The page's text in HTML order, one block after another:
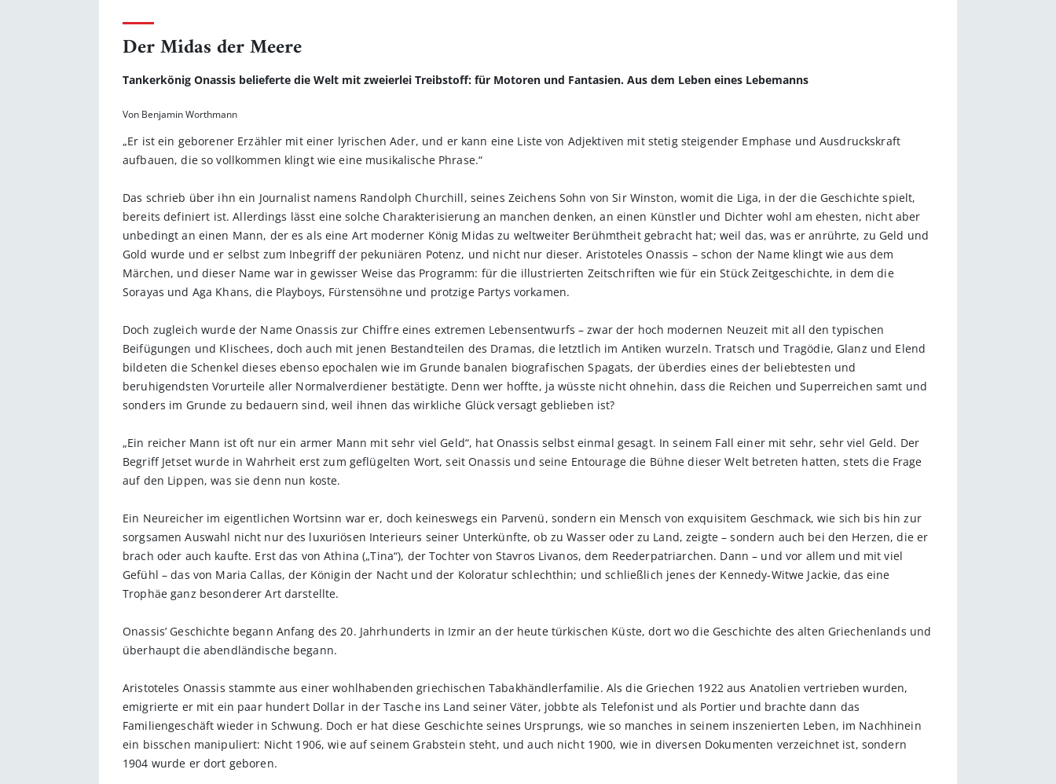
Der Midas der Meere
Tankerkönig Onassis belieferte die Welt mit zweierlei Treibstoff: für Motoren und Fantasien. Aus dem Leben eines Lebemanns
Von Benjamin Worthmann
„Er ist ein geborener Erzähler mit einer lyrischen Ader, und er kann eine Liste von Adjektiven mit stetig steigender Emphase und Ausdruckskraft
aufbauen, die so vollkommen klingt wie eine musikalische Phrase.“
Das schrieb über ihn ein Journalist namens Randolph Churchill, seines Zeichens Sohn von Sir Winston, womit die Liga, in der die Geschichte spielt,
bereits definiert ist. Allerdings lässt eine solche Charakterisierung an manchen denken, an einen Künstler und Dichter wohl am ehesten, nicht aber
unbedingt an einen Mann, der es als eine Art moderner König Midas zu weltweiter Berühmtheit gebracht hat; weil das, was er anrührte, zu Geld und
Gold wurde und er selbst zum Inbegriff der pekuniären Potenz, und nicht nur dieser. Aristoteles Onassis – schon der Name klingt wie aus dem
Märchen, und dieser Name war in gewisser Weise das Programm: für die illustrierten Zeitschriften wie für ein Stück Zeitgeschichte, in dem die
Sorayas und Aga Khans, die Playboys, Fürstensöhne und protzige Partys vorkamen.
Doch zugleich wurde der Name Onassis zur Chiffre eines extremen Lebensentwurfs – zwar der hoch modernen Neuzeit mit all den typischen
Beifügungen und Klischees, doch auch mit jenen Bestandteilen des Dramas, die letztlich im Antiken wurzeln. Tratsch und Tragödie, Glanz und Elend
bildeten die Schenkel dieses ebenso epochalen wie im Grunde banalen biografischen Spagats, der überdies eines der beliebtesten und
beruhigendsten Vorurteile aller Normalverdiener bestätigte. Denn wer hoffte, ja wüsste nicht ohnehin, dass die Reichen und Superreichen samt und
sonders im Grunde zu bedauern sind, weil ihnen das wirkliche Glück versagt geblieben ist?
„Ein reicher Mann ist oft nur ein armer Mann mit sehr viel Geld“, hat Onassis selbst einmal gesagt. In seinem Fall einer mit sehr, sehr viel Geld. Der
Begriff Jetset wurde in Wahrheit erst zum geflügelten Wort, seit Onassis und seine Entourage die Bühne dieser Welt betreten hatten, stets die Frage
auf den Lippen, was sie denn nun koste.
Ein Neureicher im eigentlichen Wortsinn war er, doch keineswegs ein Parvenü, sondern ein Mensch von exquisitem Geschmack, wie sich bis hin zur
sorgsamen Auswahl nicht nur des luxuriösen Interieurs seiner Unterkünfte, ob zu Wasser oder zu Land, zeigte – sondern auch bei den Herzen, die er
brach oder auch kaufte. Erst das von Athina („Tina“), der Tochter von Stavros Livanos, dem Reederpatriarchen. Dann – und vor allem und mit viel
Gefühl – das von Maria Callas, der Königin der Nacht und der Koloratur schlechthin; und schließlich jenes der Kennedy-Witwe Jackie, das eine
Trophäe ganz besonderer Art darstellte.
Onassis’ Geschichte begann Anfang des 20. Jahrhunderts in Izmir an der heute türkischen Küste, dort wo die Geschichte des alten Griechenlands und
überhaupt die abendländische begann.
Aristoteles Onassis stammte aus einer wohlhabenden griechischen Tabakhändlerfamilie. Als die Griechen 1922 aus Anatolien vertrieben wurden,
emigrierte er mit ein paar hundert Dollar in der Tasche ins Land seiner Väter, jobbte als Telefonist und als Portier und brachte dann das
Familiengeschäft wieder in Schwung. Doch er hat diese Geschichte seines Ursprungs, wie so manches in seinem inszenierten Leben, im Nachhinein
ein bisschen manipuliert: Nicht 1906, wie auf seinem Grabstein steht, und auch nicht 1900, wie in diversen Dokumenten verzeichnet ist, sondern
1904 wurde er dort geboren.